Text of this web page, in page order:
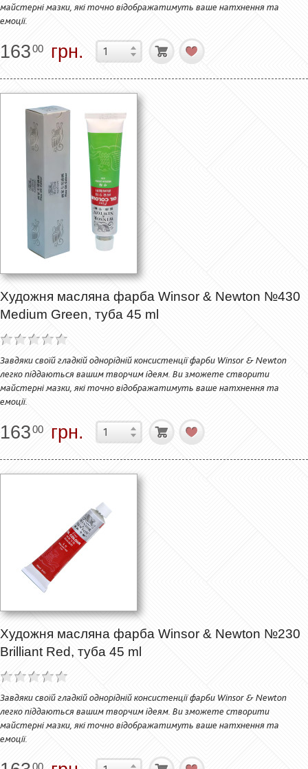
майстерні мазки, які точно відображатимуть ваше натхнення та
емоції.
16300 грн.
Художня масляна фарба Winsor & Newton №430
Medium Green, туба 45 ml
Завдяки своїй гладкій однорідній консистенції фарби Winsor & Newton
легко піддаються вашим творчим ідеям. Ви зможете створити
майстерні мазки, які точно відображатимуть ваше натхнення та
емоції.
16300 грн.
Художня масляна фарба Winsor & Newton №230
Brilliant Red, туба 45 ml
Завдяки своїй гладкій однорідній консистенції фарби Winsor & Newton
легко піддаються вашим творчим ідеям. Ви зможете створити
майстерні мазки, які точно відображатимуть ваше натхнення та
емоції.
00